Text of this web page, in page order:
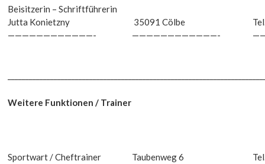
Beisitzerin – Schriftführerin
Jutta Konietzny
35091 Cölbe
————————————-
————————————-
Weitere Funktionen / Trainer
Sportwart / Cheftrainer Taubenweg 6